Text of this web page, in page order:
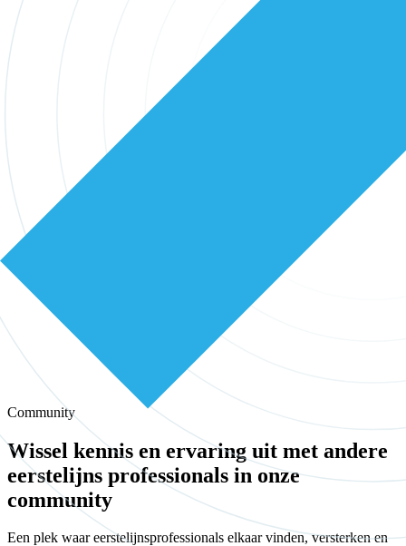
Community
Wissel kennis en ervaring uit met andere
eerstelijns professionals in onze
community
Een plek waar eerstelijnsprofessionals elkaar vinden, versterken en